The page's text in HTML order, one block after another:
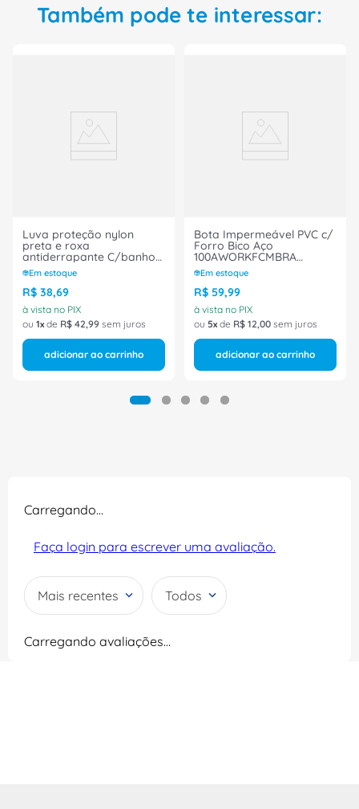
Também pode te interessar:
Luva proteção nylon
preta e roxa
antiderrapante C/banho
nitrílico reto curto 5dedos
G MAXIDRY 75400 Next
Safety
Em estoque
R$ 38,69
à vista no PIX
ou 1 de R$ 42,99 sem juros
adicionar ao carrinho
Bota Impermeável PVC c/
Forro Bico Aço
100AWORKFCMBRA
Marluvas
Em estoque
R$ 59,99
à vista no PIX
ou 5 de R$ 12,00 sem juros
adicionar ao carrinho
Carregando…
Faça login para escrever uma avaliação.
Mais recentes Todos
Carregando avaliações…